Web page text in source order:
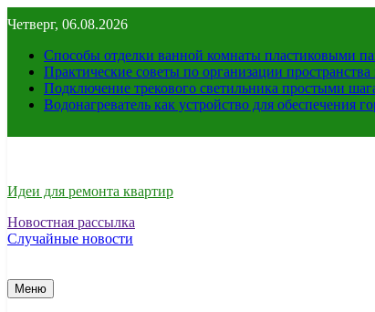
к
содержимому
Четверг, 06.08.2026
Способы отделки ванной комнаты пластиковыми
Практические советы по организации
Подключение трекового светильника простыми
Водонагреватель как устройство для обеспечения
Идеи для ремонта квартир
Новостная рассылка
Случайные новости
Меню